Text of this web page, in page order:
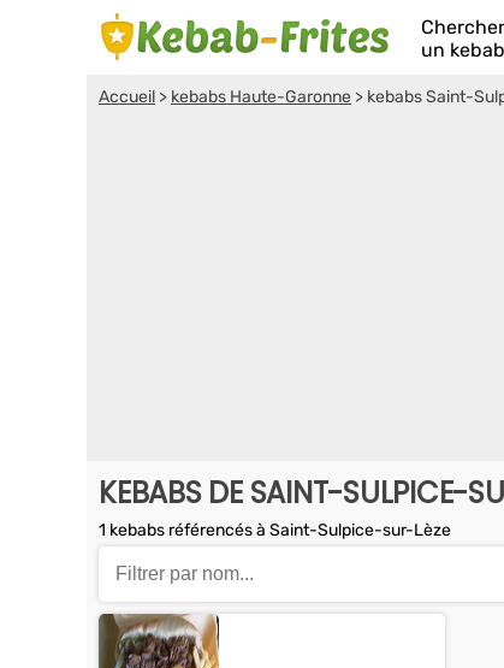
Chercher
un kebab
Accueil > kebabs Haute-Garonne > kebabs Saint-
KEBABS DE SAINT-SULPICE-
1 kebabs référencés à Saint-Sulpice-sur-Lèze